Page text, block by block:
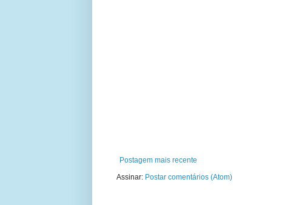
Postagem mais recente
Assinar: Postar comentários (Atom)